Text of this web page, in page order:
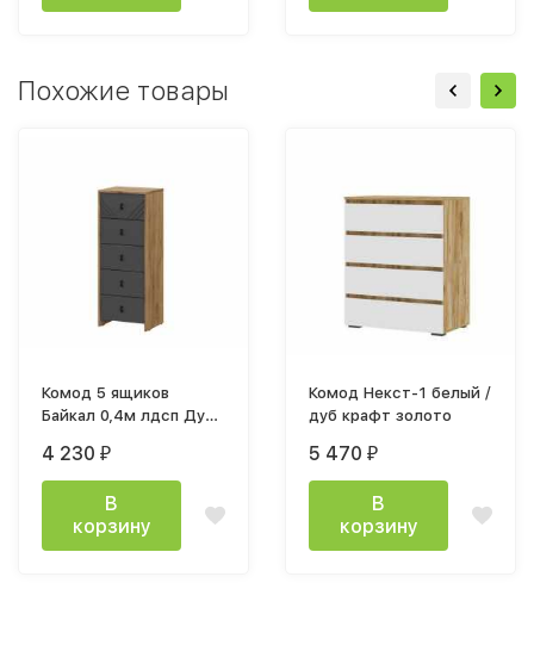
Похожие товары
Комод 5 ящиков
Байкал 0,4м лдсп Дуб
4 230 ₽
В
корзину
Комод Некст-1 белый /
дуб крафт золото
5 470 ₽
В
корзину